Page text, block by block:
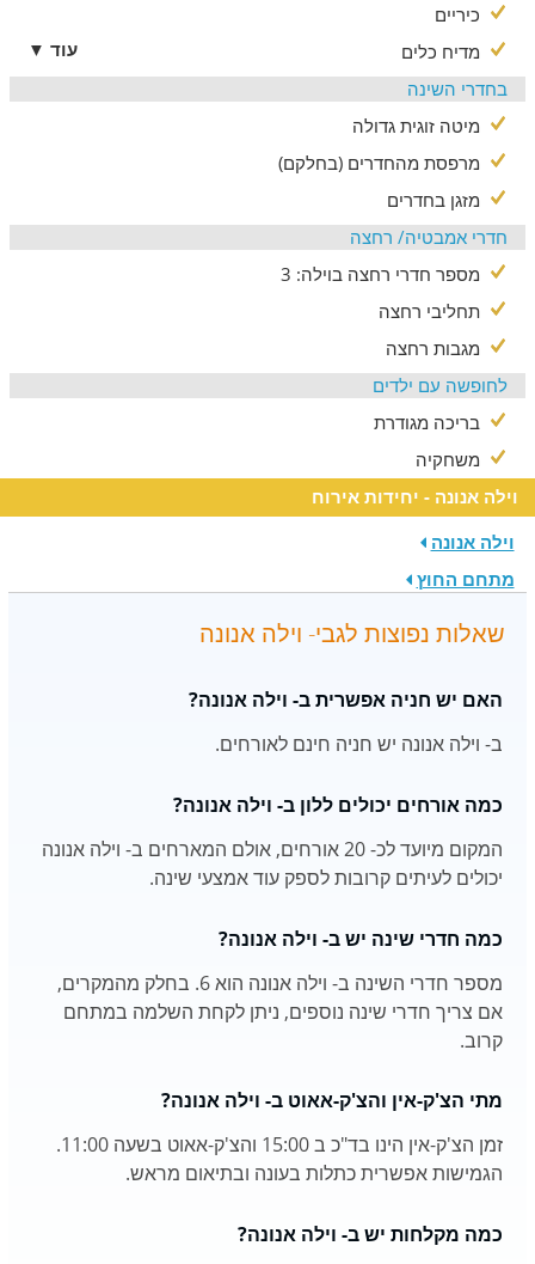
כיריים
מדיח כלים
עוד ▼
בחדרי השינה
מיטה זוגית גדולה
מרפסת מהחדרים (בחלקם)
מזגן בחדרים
חדרי אמבטיה/ רחצה
מספר חדרי רחצה בוילה: 3
תחליבי רחצה
מגבות רחצה
לחופשה עם ילדים
בריכה מגודרת
משחקיה
וילה אנונה - יחידות אירוח
וילה אנונה
מתחם החוץ
שאלות נפוצות לגבי- וילה אנונה
האם יש חניה אפשרית ב- וילה אנונה?
ב- וילה אנונה יש חניה חינם לאורחים.
כמה אורחים יכולים ללון ב- וילה אנונה?
המקום מיועד לכ- 20 אורחים, אולם המארחים ב- וילה אנונה
יכולים לעיתים קרובות לספק עוד אמצעי שינה.
כמה חדרי שינה יש ב- וילה אנונה?
מספר חדרי השינה ב- וילה אנונה הוא 6. בחלק מהמקרים,
אם צריך חדרי שינה נוספים, ניתן לקחת השלמה במתחם
קרוב.
מתי הצ'ק-אין והצ'ק-אאוט ב- וילה אנונה?
זמן הצ'ק-אין הינו בד"כ ב 15:00 והצ'ק-אאוט בשעה 11:00.
הגמישות אפשרית כתלות בעונה ובתיאום מראש.
כמה מקלחות יש ב- וילה אנונה?